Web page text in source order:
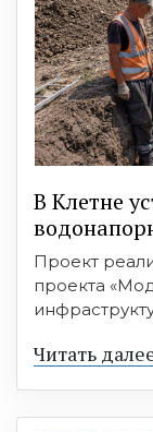
В Клетне
Проект
проекта
Читать